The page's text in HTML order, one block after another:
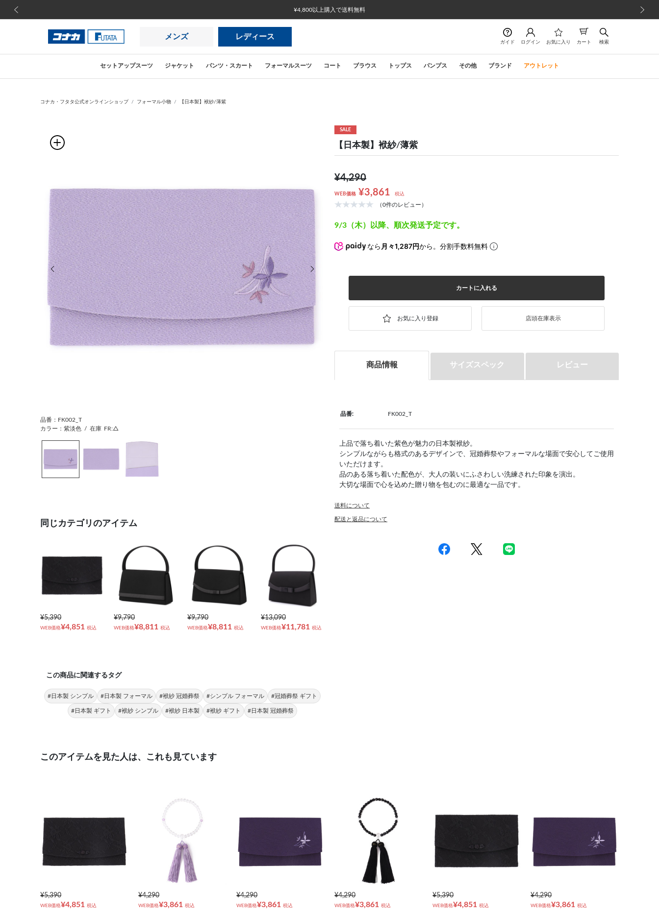
¥4,800以上購入で送料無料
メンズ レディース
ガイド ログイン お気に入り カート 検索
セットアップスーツ ジャケット パンツ・スカート フォーマルスーツ コート ブラウス トップス パンプス その他 ブランド アウトレット
コナカ・フタタ公式オンラインショップ フォーマル小物 【日本製】袱紗/薄紫
前の画像 次の画像
品番：FK002_T
カラー：紫淡色 / 在庫 FR:△
同じカテゴリのアイテム
¥5,390
WEB価格¥4,851 税込
¥9,790
WEB価格¥8,811 税込
¥9,790
WEB価格¥8,811 税込
¥13,090
WEB価格¥11,781 税込
この商品に関連するタグ
#日本製 シンプル #日本製 フォーマル #袱紗 冠婚葬祭 #シンプル フォーマル #冠婚葬祭 ギフト
#日本製 ギフト #袱紗 シンプル #袱紗 日本製 #袱紗 ギフト #日本製 冠婚葬祭
SALE
【日本製】袱紗/薄紫
¥4,290
WEB価格 ¥3,861 税込
（0件のレビュー）
9/3（木）以降、順次発送予定です。
なら 月々1,287円から。分割手数料無料
カートに入れる
店頭在庫表示
商品情報 サイズスペック レビュー
品番: FK002_T
上品で落ち着いた紫色が魅力の日本製袱紗。
シンプルながらも格式のあるデザインで、冠婚葬祭やフォーマルな場面で安心してご使用
いただけます。
品のある落ち着いた配色が、大人の装いにふさわしい洗練された印象を演出。
大切な場面で心を込めた贈り物を包むのに最適な一品です。
送料について
配送と返品について
このアイテムを見た人は、これも見ています
¥5,390
WEB価格¥4,851 税込
¥4,290
WEB価格¥3,861 税込
¥4,290
WEB価格¥3,861 税込
¥4,290
WEB価格¥3,861 税込
¥5,390
WEB価格¥4,851 税込
¥4,290
WEB価格¥3,861 税込